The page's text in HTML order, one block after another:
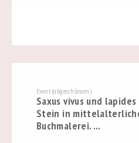
Event (abgeschlossen)
Saxus vivus und
Stein in
Buchmalerei. ...